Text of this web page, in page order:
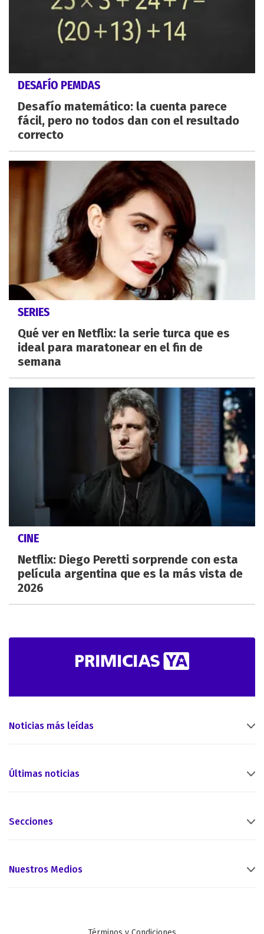
DESAFÍO PEMDAS
Desafío matemático: la cuenta parece
fácil, pero no todos dan con el resultado
correcto
SERIES
Qué ver en Netflix: la serie turca que es
ideal para maratonear en el fin de
semana
CINE
Netflix: Diego Peretti sorprende con esta
película argentina que es la más vista de
2026
Noticias más leídas
Últimas noticias
Secciones
Nuestros Medios